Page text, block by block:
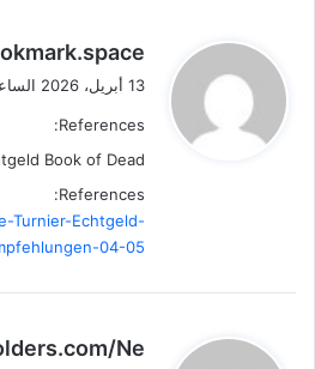
ي
ل
13 أبريل، 2026 الساعة 11:01 م
References:
Book of Dead
References:
Turnier-Echtgeld-
04-05
يNe